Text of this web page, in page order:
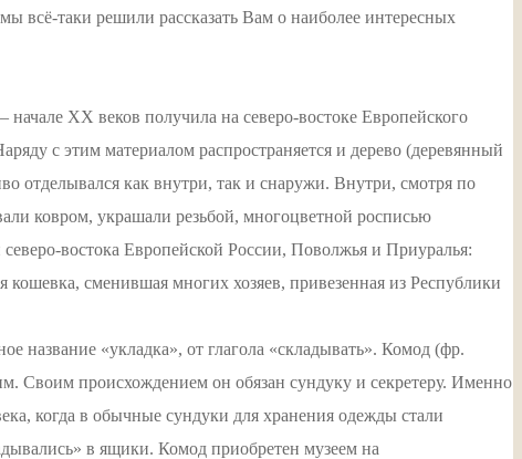
всё-таки решили рассказать Вам о наиболее интересных
XX веков получила на северо-востоке Европейского
с этим материалом распространяется и дерево (деревянный
отделывался как внутри, так и снаружи. Внутри, смотря по
ковром, украшали резьбой, многоцветной росписью
востока Европейской России, Поволжья и Приуралья:
сменившая многих хозяев, привезенная из Республики
название «укладка», от глагола «складывать». Комод (фр.
происхождением он обязан сундуку и секретеру. Именно
когда в обычные сундуки для хранения одежды стали
в ящики. Комод приобретен музеем на